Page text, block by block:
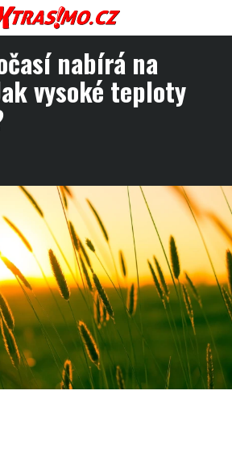
nabírá na
vysoké teploty